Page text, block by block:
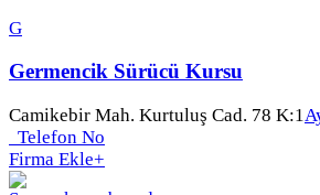
G
Germencik Sürücü Kursu
Camikebir Mah. Kurtuluş Cad. 78 K:1
Telefon No
Firma Ekle+